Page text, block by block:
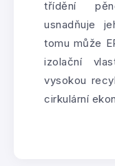
třídění
usnadňuje
tomu může
izolační
vysokou
cirkulární